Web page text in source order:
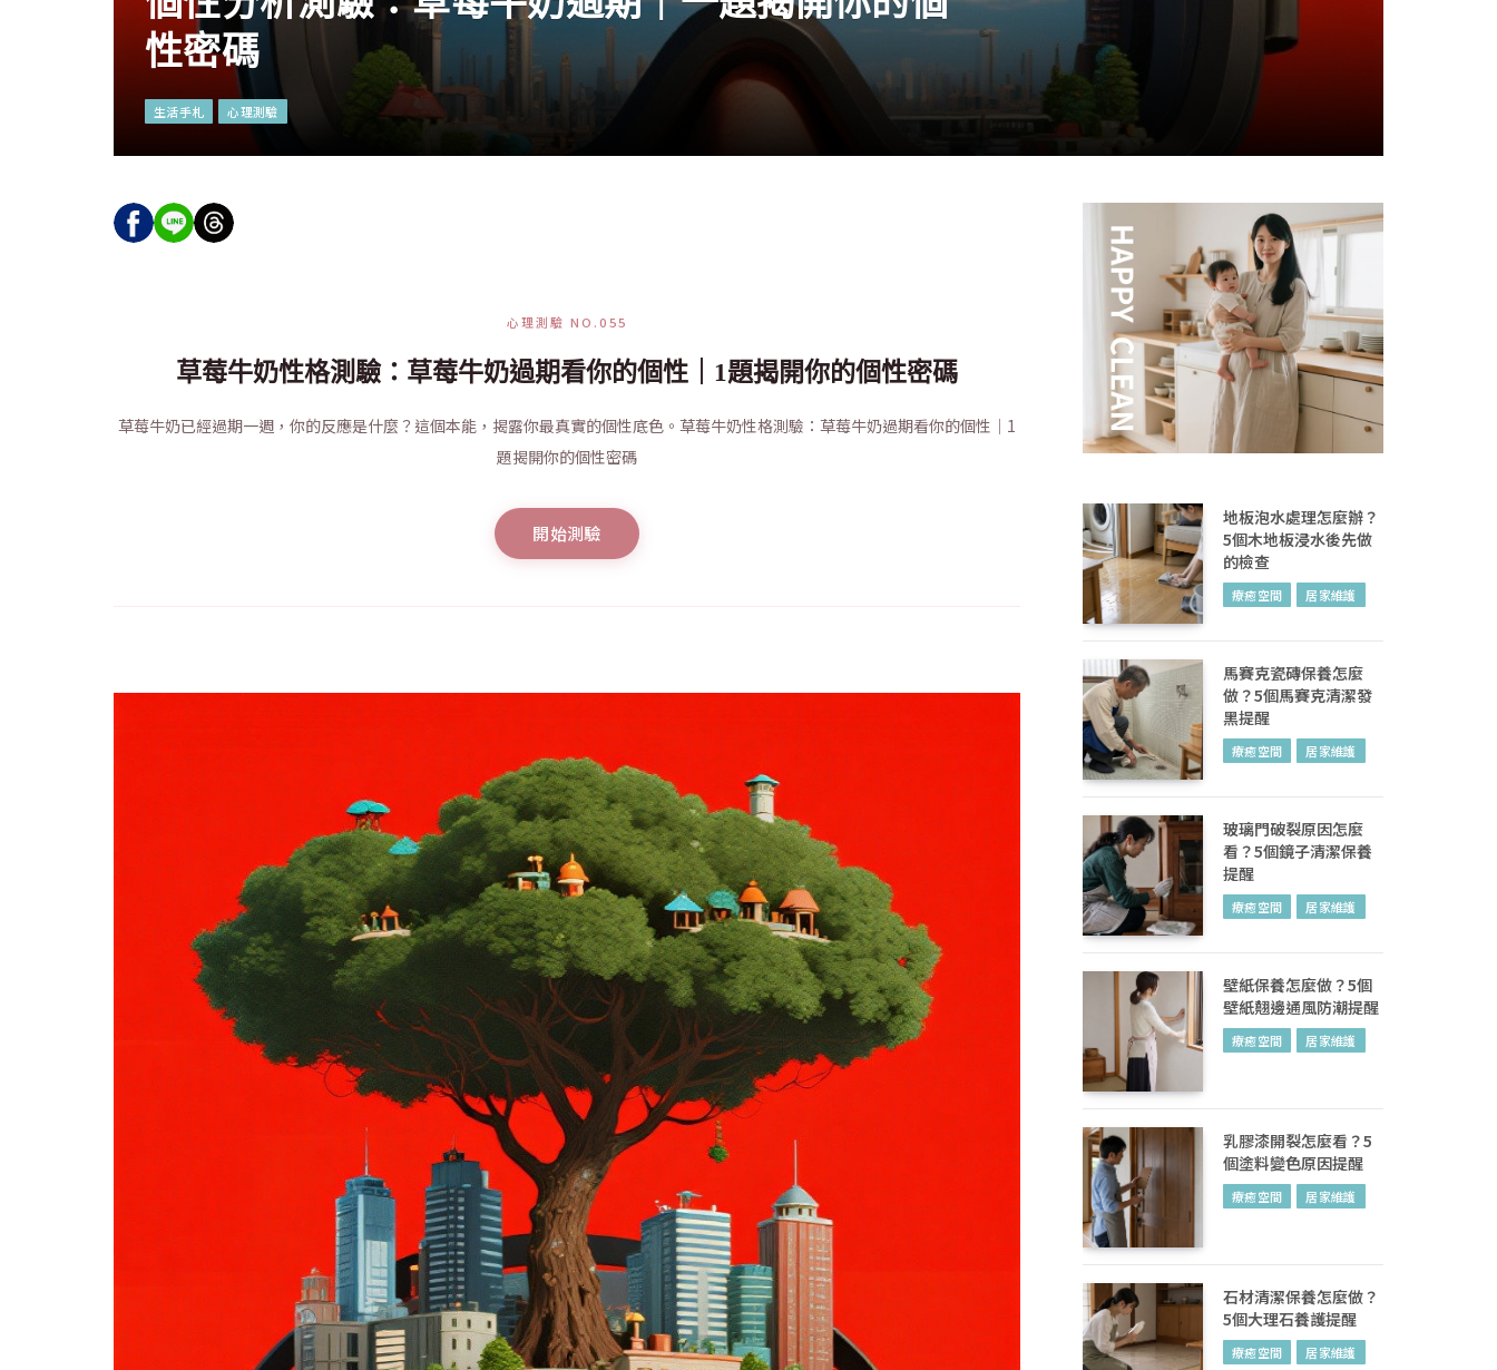
性密碼
生活手札 心理測驗
心理測驗 NO.055
草莓牛奶性格測驗：草莓牛奶過期看你的個性｜1題揭開你的個性密碼
草莓牛奶已經過期一週，你的反應是什麼？這個本能，揭露你最真實的個性底色。草莓牛奶性格測驗：草莓牛奶過期看你的個性｜1
題揭開你的個性密碼
開始測驗
分享 FACEBOOK 傳送 LINE
地板泡水處理怎麼辦？
5個木地板浸水後先做
的檢查
療癒空間 居家維護
馬賽克瓷磚保養怎麼
做？5個馬賽克清潔發
黑提醒
療癒空間 居家維護
玻璃門破裂原因怎麼
看？5個鏡子清潔保養
提醒
療癒空間 居家維護
壁紙保養怎麼做？5個
壁紙翹邊通風防潮提醒
療癒空間 居家維護
乳膠漆開裂怎麼看？5
個塗料變色原因提醒
療癒空間 居家維護
石材清潔保養怎麼做？
5個大理石養護提醒
療癒空間 居家維護